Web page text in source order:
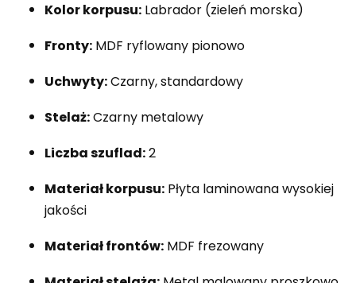
Kolor korpusu: Labrador (zieleń morska)
Fronty: MDF ryflowany pionowo
Uchwyty:Czarny, standardowy
Stelaż:Czarny metalowy
Liczba szuflad:2
Materiał korpusu: Płyta laminowana wysokiej
jakości
Materiał frontów: MDF frezowany